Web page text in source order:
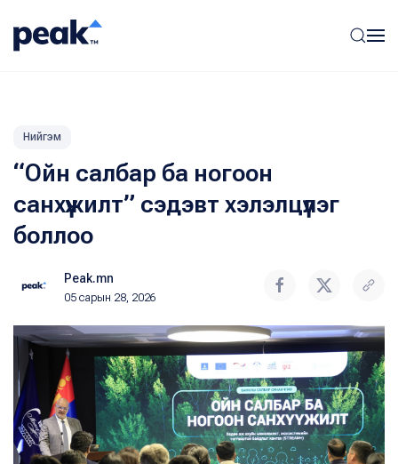
Нийгэм
“Ойн салбар ба ногоон
санхүүжилт” сэдэвт хэлэлцүүлэг
боллоо
Peak.mn
05 сарын 28, 2026